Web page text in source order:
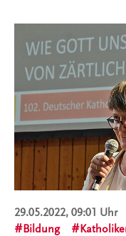
29.05.2022, 09:01 Uhr
Bildung